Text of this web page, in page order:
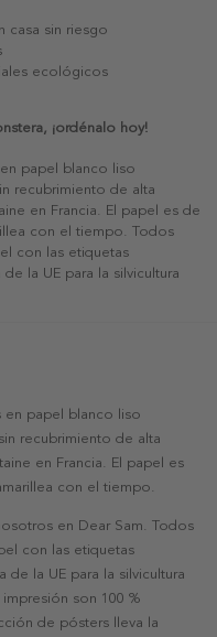
casa sin riesgo
ecológicos
¡ordénalo hoy!
papel blanco liso
recubrimiento de alta
en Francia. El papel es de
con el tiempo. Todos
con las etiquetas
la UE para la silvicultura
en papel blanco liso
recubrimiento de alta
en Francia. El papel es
con el tiempo.
en Dear Sam. Todos
con las etiquetas
la UE para la silvicultura
son 100 %
de pósters lleva la